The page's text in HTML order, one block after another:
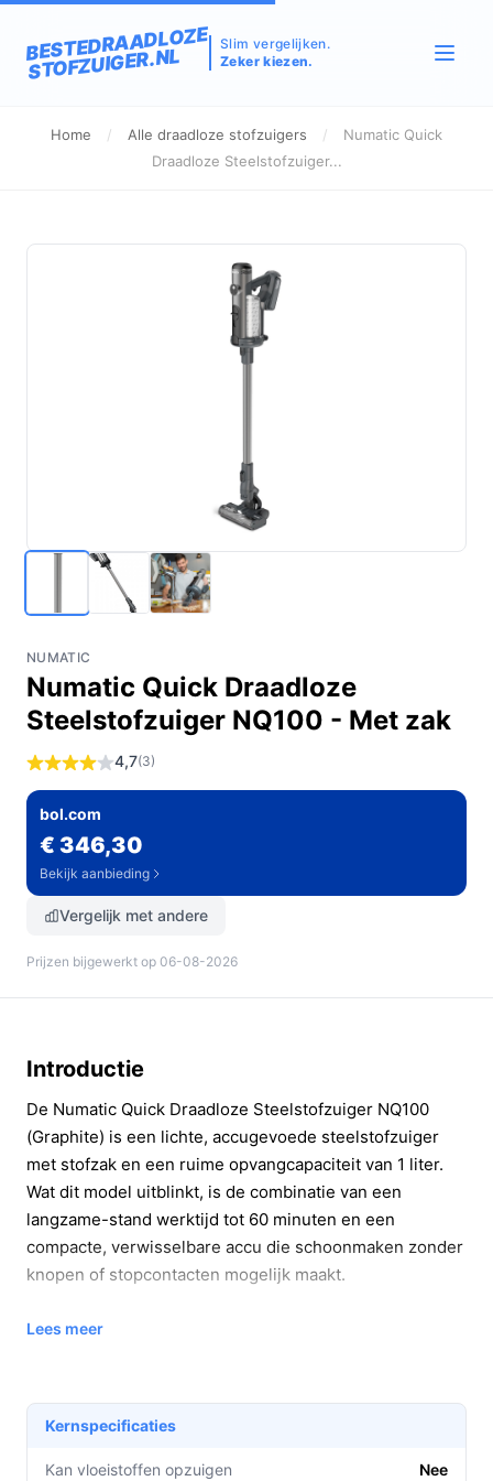
BESTEDRAADLOZE
STOFZUIGER.NL
Slim vergelijken.
Zeker kiezen.
Home / Alle draadloze stofzuigers /
Numatic Quick
Draadloze Steelstofzuiger...
NUMATIC
Numatic Quick Draadloze
Steelstofzuiger NQ100 - Met zak
4,7(3)
bol.com
€ 346,30
Bekijk aanbieding
Vergelijk met andere
Prijzen bijgewerkt op 06-08-2026
Introductie
De Numatic Quick Draadloze Steelstofzuiger NQ100
(Graphite) is een lichte, accugevoede steelstofzuiger
met stofzak en een ruime opvangcapaciteit van 1 liter.
Wat dit model uitblinkt, is de combinatie van een
langzame-stand werktijd tot 60 minuten en een
compacte, verwisselbare accu die schoonmaken zonder
knopen of stopcontacten mogelijk maakt.
Belangrijkste voordelen
wat je er direct aan hebt.
Langlopende accuduur: tot 60 minuten in de
Lees meer
Kernspecificaties
Kan vloeistoffen opzuigen Nee